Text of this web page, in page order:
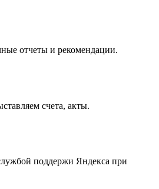
отчеты и рекомендации.
счета, акты.
поддержи Яндекса при